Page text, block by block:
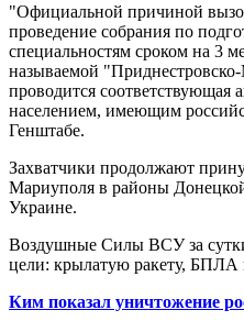
"Официальной причиной
проведение собрания по
специальностям сроком на 3
называемой
проводится соответствующая
населением, имеющим
Генштабе.
Захватчики продолжают
Мариуполя в районы
Украине.
Воздушные Силы ВСУ за
цели: крылатую ракету, БПЛА
Ким показал уничтожение